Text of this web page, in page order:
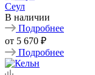
Сеул
В наличии
Подробнее
от 5 670 ₽
Подробнее